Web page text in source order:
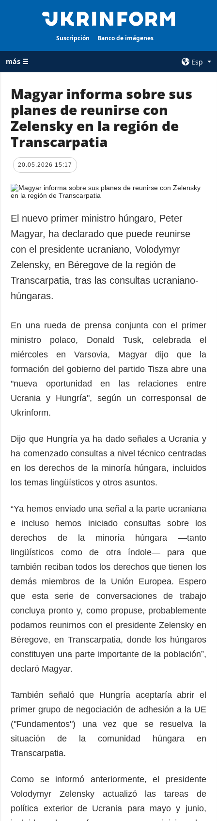
Suscripción Banco de imágenes
más ☰
Esp
TODAS LAS
CATEGORÍAS
Guerra
Reconstrucción
de Ucrania
Política
Economía
Sociedad y
Cultura
Deportes
Crimen
Desastres y
AGENCIA
sobre la agencia
protección de
Podcasts
Publicaciones
Entrevistas
Fotos
Video
Releases
Suscripción
Banco de
imágenes
Magyar informa sobre sus
planes de reunirse con
Zelensky en la región de
Transcarpatia
20.05.2026 15:17
El nuevo primer ministro húngaro, Peter
Magyar, ha declarado que puede reunirse
con el presidente ucraniano, Volodymyr
Zelensky, en Béregove de la región de
Transcarpatia, tras las consultas ucraniano-
húngaras.
En una rueda de prensa conjunta con el primer
ministro polaco, Donald Tusk, celebrada el
miércoles en Varsovia, Magyar dijo que la
formación del gobierno del partido Tisza abre una
"nueva oportunidad en las relaciones entre
Ucrania y Hungría", según un corresponsal de
Ukrinform.
Dijo que Hungría ya ha dado señales a Ucrania y
ha comenzado consultas a nivel técnico centradas
en los derechos de la minoría húngara, incluidos
los temas lingüísticos y otros asuntos.
“Ya hemos enviado una señal a la parte ucraniana
e incluso hemos iniciado consultas sobre los
derechos de la minoría húngara —tanto
lingüísticos como de otra índole— para que
también reciban todos los derechos que tienen los
demás miembros de la Unión Europea. Espero
que esta serie de conversaciones de trabajo
concluya pronto y, como propuse, probablemente
podamos reunirnos con el presidente Zelensky en
Béregove, en Transcarpatia, donde los húngaros
constituyen una parte importante de la población”,
declaró Magyar.
También señaló que Hungría aceptaría abrir el
primer grupo de negociación de adhesión a la UE
("Fundamentos") una vez que se resuelva la
situación de la comunidad húngara en
Transcarpatia.
Como se informó anteriormente, el presidente
Volodymyr Zelensky actualizó las tareas de
política exterior de Ucrania para mayo y junio,